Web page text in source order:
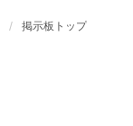
掲示板トップ